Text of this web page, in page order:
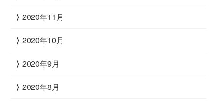
2020年11月
2020年10月
2020年9月
2020年8月